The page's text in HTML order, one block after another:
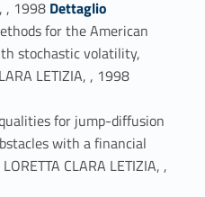
, 1998 Dettaglio
for the American
stochastic volatility,
LETIZIA, , 1998Link identifier #identifier_person_119015-48
for jump-diffusion
with a financial
CLARA LETIZIA, ,